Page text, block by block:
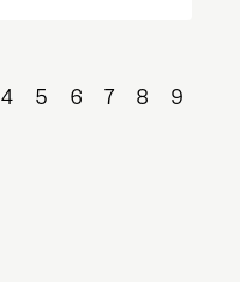
4 5 6 7 8 9